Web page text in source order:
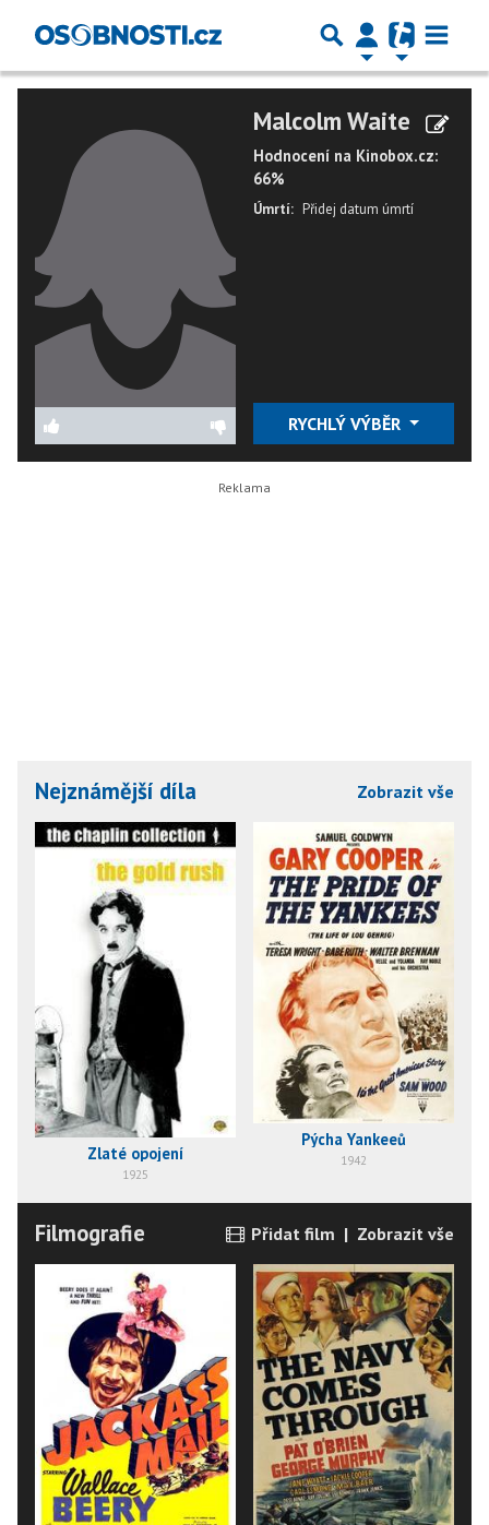
Malcolm Waite
Hodnocení na Kinobox.cz:
66%
Úmrtí: Přidej datum úmrtí
RYCHLÝ VÝBĚR
Nejznámější díla Zobrazit vše
Zlaté opojení
1925
Pýcha Yankeeů
1942
Filmografie Přidat film | Zobrazit vše